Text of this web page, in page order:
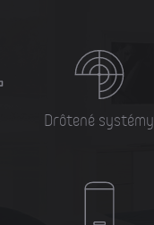
Drôtené systémy